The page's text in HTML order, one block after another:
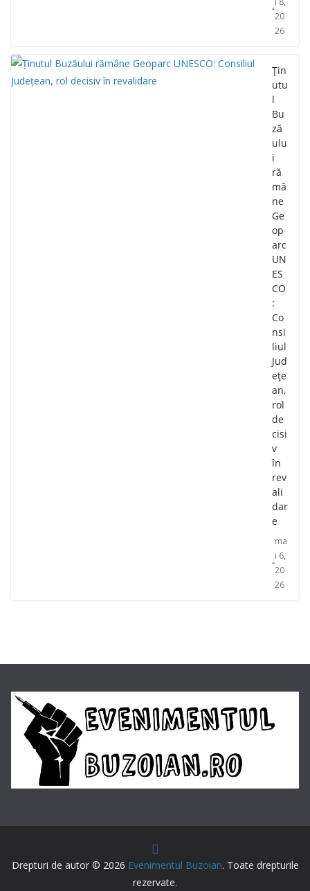
20
26
Țin
utu
l
Bu
ză
ulu
i
ră
mâ
ne
Ge
op
arc
UN
ES
CO
:
Co
nsi
liul
Jud
ețe
an,
rol
de
cisi
v
în
rev
ali
dar
e
ma
i 6,
20
26
Drepturi de autor © 2026 Evenimentul Buzoian. Toate drepturile
rezervate.